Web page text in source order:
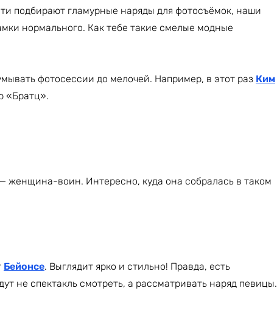
подбирают гламурные наряды для фотосъёмок, наши
нормального. Как тебе такие смелые модные
фотосессии до мелочей. Например, в этот раз Ким
«Братц».
— женщина-воин. Интересно, куда она собралась в таком
Бейонсе. Выглядит ярко и стильно! Правда, есть
не спектакль смотреть, а рассматривать наряд певицы.